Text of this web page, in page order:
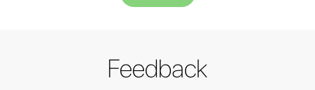
Feedback